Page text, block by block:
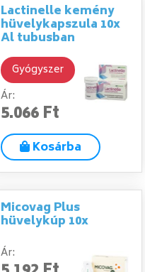
Lactinelle kemény
hüvelykapszula 10x
Al tubusban
Gyógyszer
Ár:
5.066 Ft
Kosárba
Micovag Plus
hüvelykúp 10x
Ár: